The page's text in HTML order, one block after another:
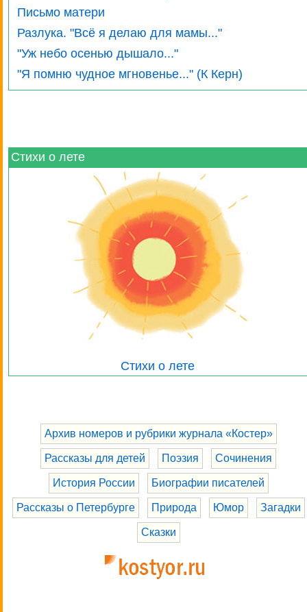
Письмо матери
Разлука. "Всё я делаю для мамы..."
"Уж небо осенью дышало..."
"Я помню чудное мгновенье..." (К Керн)
Стихи о лете
Стихи о лете
Архив номеров и рубрики журнала «Костер»
Рассказы для детей Поэзия Сочинения
История России Биографии писателей
Рассказы о Петербурге Природа Юмор Загадки
Сказки